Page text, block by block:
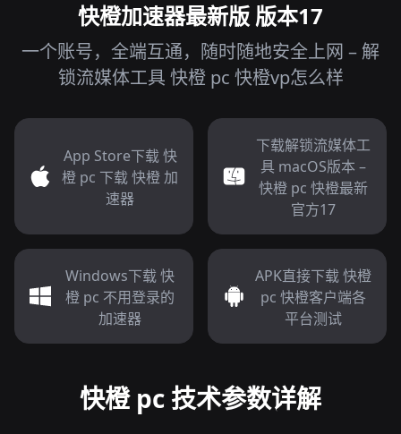
快橙加速器最新版 版本17
一个账号，全端互通，随时随地安全上网 – 解
锁流媒体工具 快橙 pc 快橙vp怎么样
App Store下载 快
橙 pc 下载 快橙 加
速器
下载解锁流媒体工
具 macOS版本 –
快橙 pc 快橙最新
官方17
Windows下载 快
橙 pc 不用登录的
加速器
APK直接下载 快橙
pc 快橙客户端各
平台测试
快橙 pc 技术参数详解